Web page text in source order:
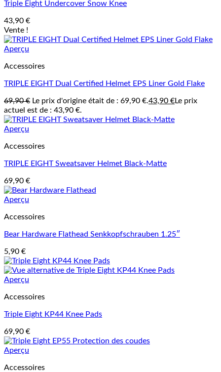
Triple Eight Undercover Snow Knee
43,90 €
Vente !
Aperçu
Accessoires
TRIPLE EIGHT Dual Certified Helmet EPS Liner Gold Flake
69,90€ Le prix d'origine était de : 69,90 €.43,90 €Le prix
actuel est de : 43,90 €.
Aperçu
Accessoires
TRIPLE EIGHT Sweatsaver Helmet Black-Matte
69,90 €
Aperçu
Accessoires
Bear Hardware Flathead Senkkopfschrauben 1.25″
5,90 €
Aperçu
Accessoires
Triple Eight KP44 Knee Pads
69,90 €
Aperçu
Accessoires